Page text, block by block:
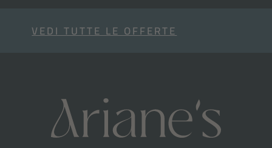
VEDI TUTTE LE OFFERTE